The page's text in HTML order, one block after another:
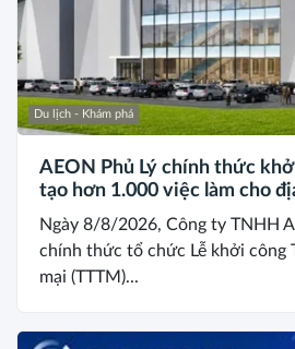
Du lịch - Khám phá
AEON Phủ Lý chính thức
tạo hơn 1.000 việc làm cho
Ngày 8/8/2026, Công ty TNHH
chính thức tổ chức Lễ khởi công
mại (TTTM)...